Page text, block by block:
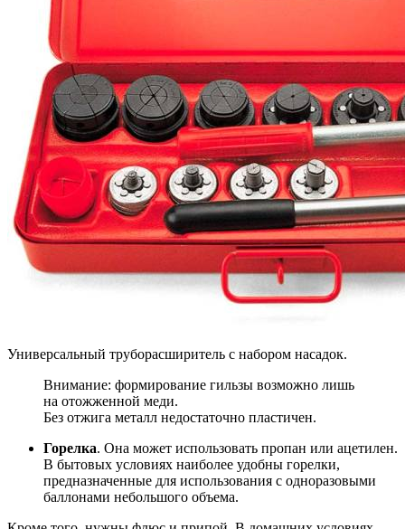
Универсальный труборасширитель с набором насадок.
Внимание: формирование гильзы возможно лишь
на отожженной меди.
Без отжига металл недостаточно пластичен.
Горелка. Она может использовать пропан или ацетилен.
В бытовых условиях наиболее удобны горелки,
предназначенные для использования с одноразовыми
баллонами небольшого объема.